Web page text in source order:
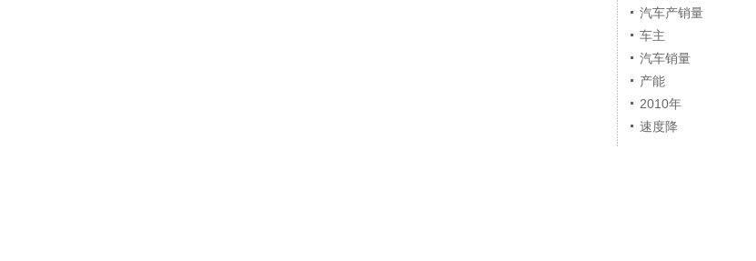
汽车产销量
车主
汽车销量
产能
2010年
速度降